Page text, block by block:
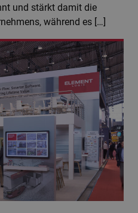
und stärkt damit die
während es […]